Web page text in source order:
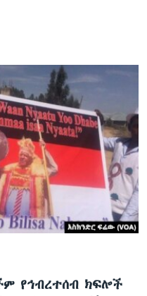
የኅብረተሰብ ክፍሎች